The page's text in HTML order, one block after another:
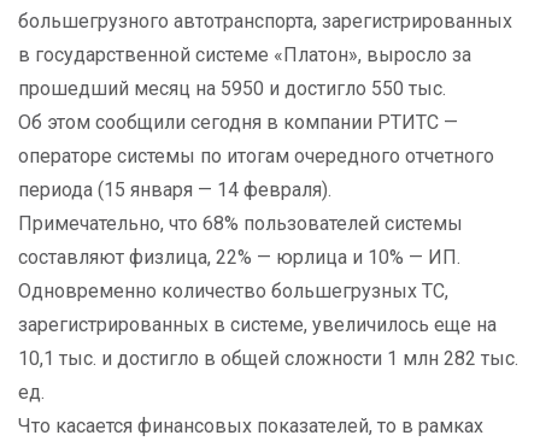
большегрузного автотранспорта, зарегистрированных
в государственной системе «Платон», выросло за
прошедший месяц на 5950 и достигло 550 тыс.
Об этом сообщили сегодня в компании РТИТС —
операторе системы по итогам очередного отчетного
периода (15 января — 14 февраля).
Примечательно, что 68% пользователей системы
составляют физлица, 22% — юрлица и 10% — ИП.
Одновременно количество большегрузных ТС,
зарегистрированных в системе, увеличилось еще на
10,1 тыс. и достигло в общей сложности 1 млн 282 тыс.
ед.
Что касается финансовых показателей, то в рамках